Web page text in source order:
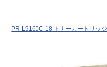
PR-L9160C-18 トナーカートリッ